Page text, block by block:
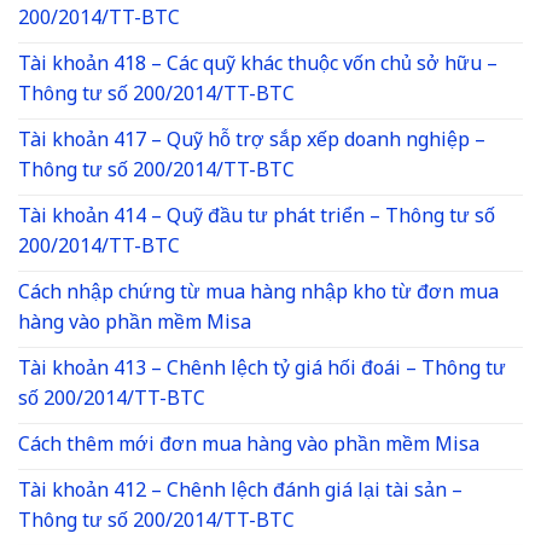
200/2014/TT-BTC
Tài khoản 418 – Các quỹ khác thuộc vốn chủ sở hữu –
Thông tư số 200/2014/TT-BTC
Tài khoản 417 – Quỹ hỗ trợ sắp xếp doanh nghiệp –
Thông tư số 200/2014/TT-BTC
Tài khoản 414 – Quỹ đầu tư phát triển – Thông tư số
200/2014/TT-BTC
Cách nhập chứng từ mua hàng nhập kho từ đơn mua
hàng vào phần mềm Misa
Tài khoản 413 – Chênh lệch tỷ giá hối đoái – Thông tư
số 200/2014/TT-BTC
Cách thêm mới đơn mua hàng vào phần mềm Misa
Tài khoản 412 – Chênh lệch đánh giá lại tài sản –
Thông tư số 200/2014/TT-BTC